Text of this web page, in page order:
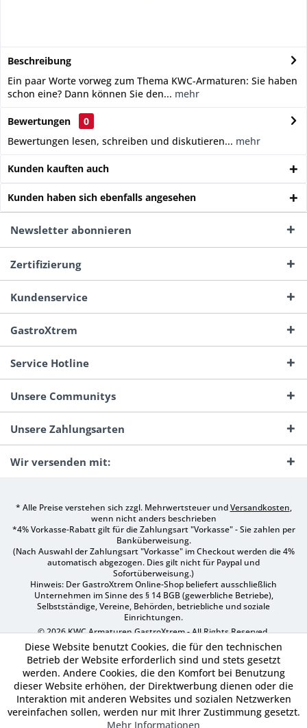
Beschreibung
Ein paar Worte vorweg zum Thema KWC-Armaturen: Sie haben
schon eine? Dann können Sie den... mehr
Bewertungen
0
Bewertungen lesen, schreiben und diskutieren... mehr
Kunden kauften auch
Kunden haben sich ebenfalls angesehen
Newsletter abonnieren
Zertifizierung
Kundenservice
GastroXtrem
Service Hotline
Unsere Communitys
Unsere Zahlungsarten
Wir versenden mit:
* Alle Preise verstehen sich zzgl. Mehrwertsteuer undVersandkosten,
wenn nicht anders beschrieben
*4% Vorkasse-Rabatt gilt für die Zahlungsart "Vorkasse" - Sie zahlen per
Banküberweisung.
(Nach Auswahl der Zahlungsart "Vorkasse" im Checkout werden die 4%
automatisch abgezogen. Dies gilt nicht für Paypal und
Sofortüberweisung.)
Hinweis: Der GastroXtrem Online-Shop beliefert ausschließlich
Unternehmen im Sinne des § 14 BGB (gewerbliche Betriebe),
Selbstständige, Vereine, Behörden, betriebliche und soziale
Einrichtungen.
© 2026 KWC Armaturen GastroXtrem - All Rights Reserved.
Diese Website benutzt Cookies, die für den technischen
Betrieb der Website erforderlich sind und stets gesetzt
werden. Andere Cookies, die den Komfort bei Benutzung
dieser Website erhöhen, der Direktwerbung dienen oder die
Interaktion mit anderen Websites und sozialen Netzwerken
vereinfachen sollen, werden nur mit Ihrer Zustimmung gesetzt.
Mehr Informationen